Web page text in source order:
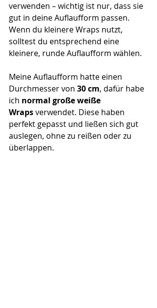
verwenden – wichtig ist nur, dass sie
gut in deine Auflaufform passen.
Wenn du kleinere Wraps nutzt,
solltest du entsprechend eine
kleinere, runde Auflaufform wählen.
Meine Auflaufform hatte einen
Durchmesser von 30 cm, dafür habe
ich normal große weiße
Wraps verwendet. Diese haben
perfekt gepasst und ließen sich gut
auslegen, ohne zu reißen oder zu
überlappen.